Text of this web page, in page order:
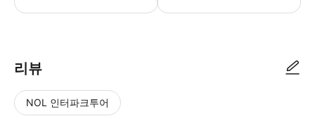
리뷰
NOL 인터파크투어